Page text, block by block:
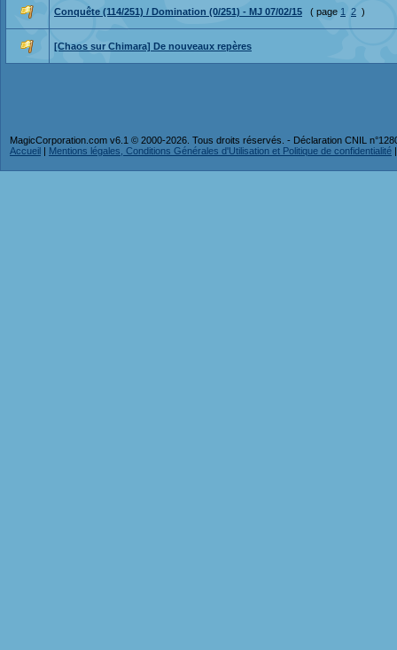
Conquête (114/251) / Domination (0/251) - MJ 07/02/15 ( page 1 2 )
[Chaos sur Chimara] De nouveaux repères
MagicCorporation.com v6.1 © 2000-2026. Tous droits réservés. - Déclaration CNIL
Accueil | Mentions légales, Conditions Générales d'Utilisation et Politique de confidentialité